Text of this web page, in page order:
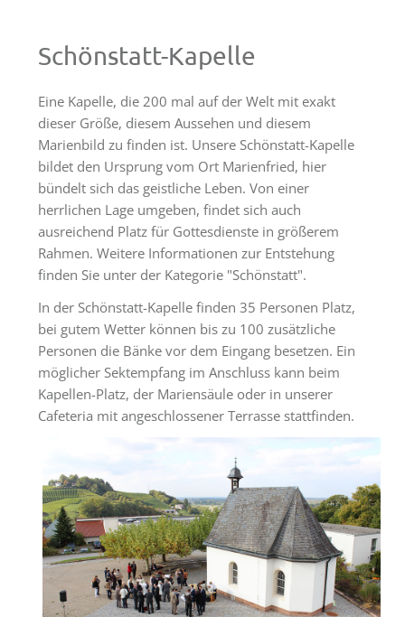
Nachhaltigkeit
Tagungsräume
Gästezimmer
Verpflegung
Tagungspauschalen
&
Preise
Haus
&
Lage
Anfrage
Feste
Gastronomie
Räumlichkeiten
Gästezimmer
Haus
Schönstatt-Kapelle
Eine Kapelle, die 200 mal auf der Welt mit exakt
dieser Größe, diesem Aussehen und diesem
Marienbild zu finden ist. Unsere Schönstatt-Kapelle
bildet den Ursprung vom Ort Marienfried, hier
bündelt sich das geistliche Leben. Von einer
herrlichen Lage umgeben, findet sich auch
ausreichend Platz für Gottesdienste in größerem
Rahmen. Weitere Informationen zur Entstehung
finden Sie unter der Kategorie "Schönstatt".
In der Schönstatt-Kapelle finden 35 Personen Platz,
bei gutem Wetter können bis zu 100 zusätzliche
Personen die Bänke vor dem Eingang besetzen. Ein
möglicher Sektempfang im Anschluss kann beim
Kapellen-Platz, der Mariensäule oder in unserer
Cafeteria mit angeschlossener Terrasse stattfinden.